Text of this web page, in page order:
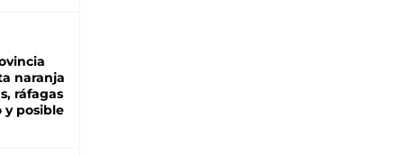
naranja
ráfagas
y posible